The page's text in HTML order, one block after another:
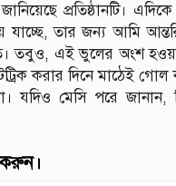
প্রতিষ্ঠানটি। এদিকে
যাচ্ছে, তার জন্য আমি
তবুও, এই ভুলের অংশ
করার দিনে মাঠেই
যদিও মেসি পরে জানান,